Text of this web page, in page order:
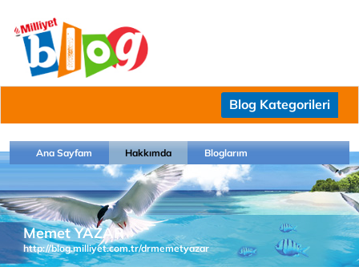
Blog Kategorileri
Ana Sayfam Hakkımda Bloglarım
Memet YAZAR
http://blog.milliyet.com.tr/drmemetyazar